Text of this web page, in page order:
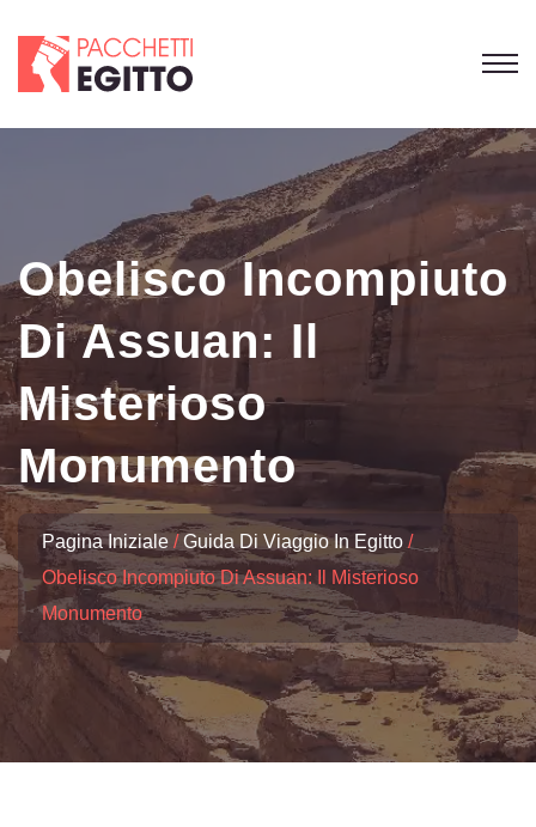
Obelisco Incompiuto
Di Assuan: Il
Misterioso
Monumento
Pagina Iniziale
Guida Di Viaggio In Egitto
Obelisco Incompiuto Di Assuan: Il Misterioso
Monumento